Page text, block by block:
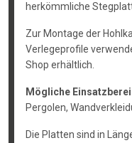
herkömmliche
Zur Montage der
Verlegeprofile
Shop erhältlich.
Mögliche
Pergolen,
Die Platten sind in